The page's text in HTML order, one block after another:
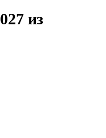
из